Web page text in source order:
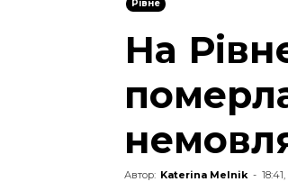
Рівне
На
Автор: Katerina Melnik -